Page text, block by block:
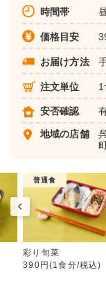
時間帯
価格目安
お届け方法
注文単位
安否確認
地域の店舗
普通食
彩り旬菜
390円(1食分/税込)